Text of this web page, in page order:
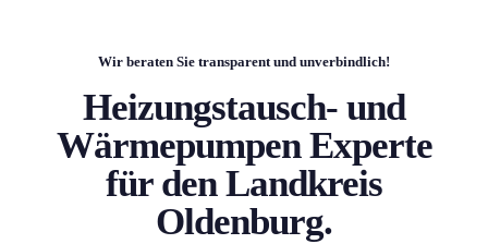
Wir beraten Sie transparent und unverbindlich!
Heizungstausch- und
Wärmepumpen Experte
für den Landkreis
Oldenburg.